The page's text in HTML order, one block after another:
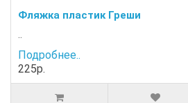
Фляжка пластик Греши
..
Подробнее..
225р.